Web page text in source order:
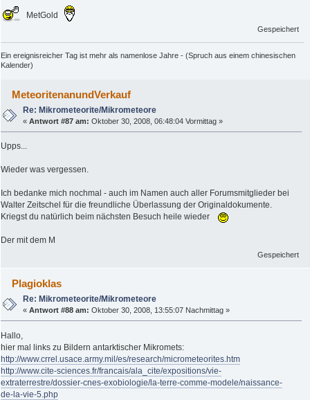
MetGold
Gespeichert
Ein ereignisreicher Tag ist mehr als namenlose Jahre - (Spruch aus einem chinesischen
Kalender)
MeteoritenanundVerkauf
Re: Mikrometeorite/Mikrometeore
«Antwort #87 am: Oktober 30, 2008, 06:48:04 Vormittag »
Upps...
Wieder was vergessen.
Ich bedanke mich nochmal - auch im Namen auch aller Forumsmitglieder bei
Walter Zeitschel für die freundliche Überlassung der Originaldokumente.
Kriegst du natürlich beim nächsten Besuch heile wieder
Der mit dem M
Gespeichert
Plagioklas
Re: Mikrometeorite/Mikrometeore
«Antwort #88 am: Oktober 30, 2008, 13:55:07 Nachmittag »
Hallo,
hier mal links zu Bildern antarktischer Mikromets:
http://www.crrel.usace.army.mil/es/research/micrometeorites.htm
http://www.cite-sciences.fr/francais/ala_cite/expositions/vie-
extraterrestre/dossier-cnes-exobiologie/la-terre-comme-modele/naissance-
de-la-vie-5.php